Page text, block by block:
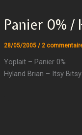
Panier 0% /
28/05/2005 / 2
Yoplait – Panier 0%
Hyland Brian – Itsy